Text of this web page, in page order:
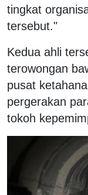
tingkat
tersebut."
Kedua ahli
terowongan
pusat
pergerakan
tokoh